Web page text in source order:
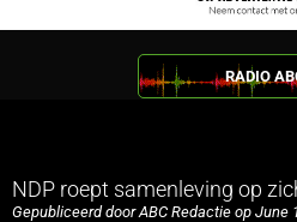
RADIO
NDP roept samenleving op
Gepubliceerd door ABC Redactie op June